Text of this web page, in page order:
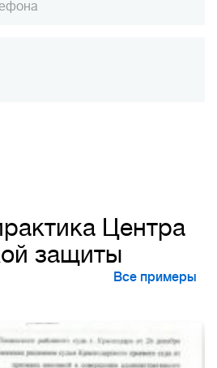
Центра
защиты
Все примеры